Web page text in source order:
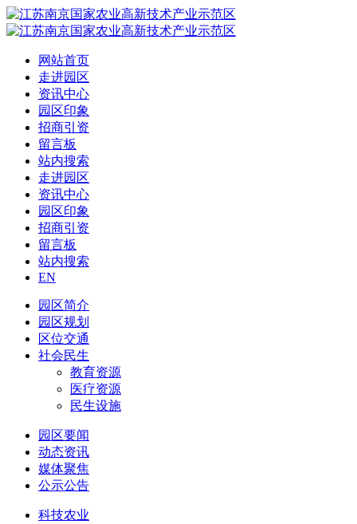
网站首页
走进园区
资讯中心
园区印象
招商引资
留言板
站内搜索
走进园区
资讯中心
园区印象
招商引资
留言板
站内搜索
EN
园区简介
园区规划
区位交通
社会民生
教育资源
医疗资源
民生设施
园区要闻
动态资讯
媒体聚焦
公示公告
科技农业